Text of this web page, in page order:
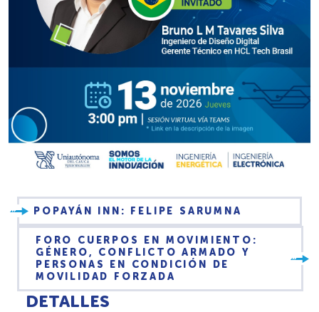
POPAYÁN INN: FELIPE SARUMNA
FORO CUERPOS EN MOVIMIENTO:
GÉNERO, CONFLICTO ARMADO Y
PERSONAS EN CONDICIÓN DE
MOVILIDAD FORZADA
DETALLES